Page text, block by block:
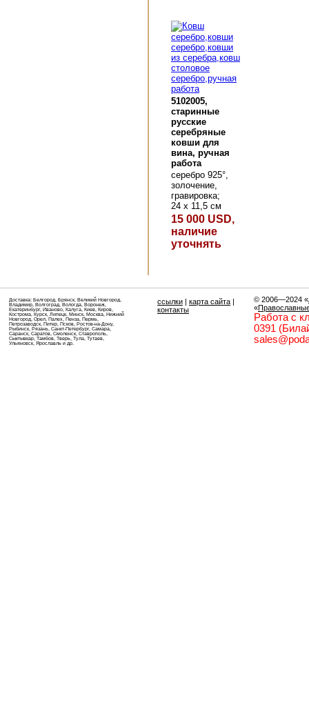
5102005,
старинные
русские
серебряные
ковши для
вина, ручная
работа
серебро 925°,
золочение,
гравировка;
24 х 11,5 см
15 000 USD,
наличие
уточнять
Доставка: Белгород, Брянск, Великий Новгород,
Владимир, Волгоград, Вологда, Воронеж,
Екатеринбург, Иваново, Калуга, Киев, Киров,
Кострома, Курск, Липецк, Минск, Москва, Нижний
Новгород, Орел, Палех, Пенза, Пермь,
Петрозаводск, Питер, Псков, Ростов-на-Дону,
Рыбинск, Рязань, Санкт-Петербург, Самара,
Саранск, Саратов, Смоленск, Ставрополь,
Сыктывкар, Тамбов, Тверь, Тула, Тутаев,
Ульяновск, Ярославль и др.
ссылки | карта сайта |
контакты
© 2006—2024 «
«
Работа с
0391